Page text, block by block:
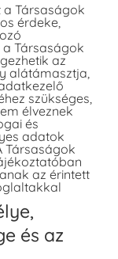
Társaságok
érdeke,
Társaságok
az
alátámasztja,
szükséges,
élveznek
és
adatok
Társaságok
az érintett
és az